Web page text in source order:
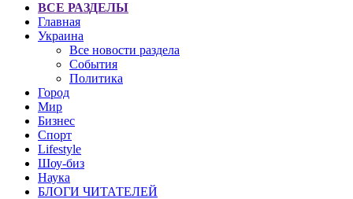
ВСЕ РАЗДЕЛЫ
Главная
Украина
Все новости раздела
События
Политика
Город
Мир
Бизнес
Спорт
Lifestyle
Шоу-биз
Наука
БЛОГИ ЧИТАТЕЛЕЙ